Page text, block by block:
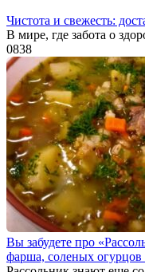
Чистота и свежесть:
В мире, где забота о
0838
Вы забудете про
фарша, соленых